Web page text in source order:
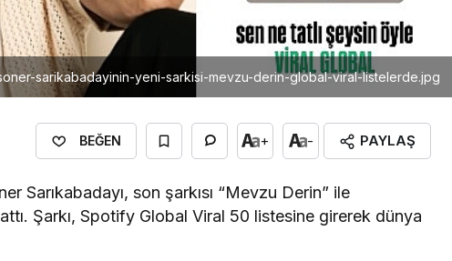
sarikabadayinin-yeni-sarkisi-mevzu-derin-global-viral-listelerde.jpg
BEĞEN + - PAYLAŞ
Sarıkabadayı, son şarkısı “Mevzu Derin” ile
Şarkı, Spotify Global Viral 50 listesine girerek dünya